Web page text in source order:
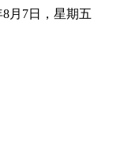
月7日，星期五